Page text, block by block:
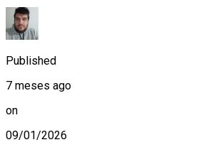
Published
7 meses ago
on
09/01/2026